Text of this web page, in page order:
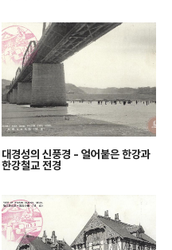
대경성의 신풍경 - 얼어붙은 한강과
한강철교 전경